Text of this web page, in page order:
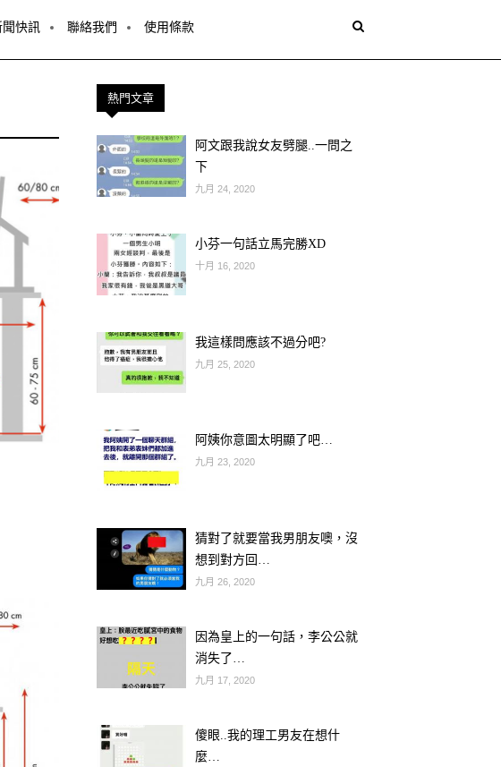
聞快訊 聯絡我們 使用條款
熱門文章
阿文跟我說女友劈腿..一問之
下
九月 24, 2020
小芬一句話立馬完勝XD
十月 16, 2020
我這樣問應該不過分吧?
九月 25, 2020
阿姨你意圖太明顯了吧…
九月 23, 2020
猜對了就要當我男朋友噢，沒
想到對方回…
九月 26, 2020
因為皇上的一句話，李公公就
消失了…
九月 17, 2020
傻眼..我的理工男友在想什
麼…